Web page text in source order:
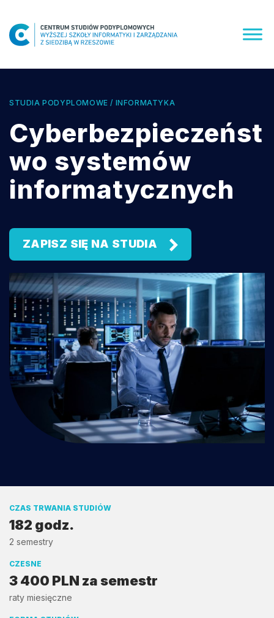
content
STUDIA PODYPLOMOWE / INFORMATYKA
Cyberbezpieczeńst
wo systemów
informatycznych
ZAPISZ SIĘ NA STUDIA
CZAS TRWANIA STUDIÓW
182 godz.
2 semestry
CZESNE
3 400 PLN za semestr
raty miesięczne